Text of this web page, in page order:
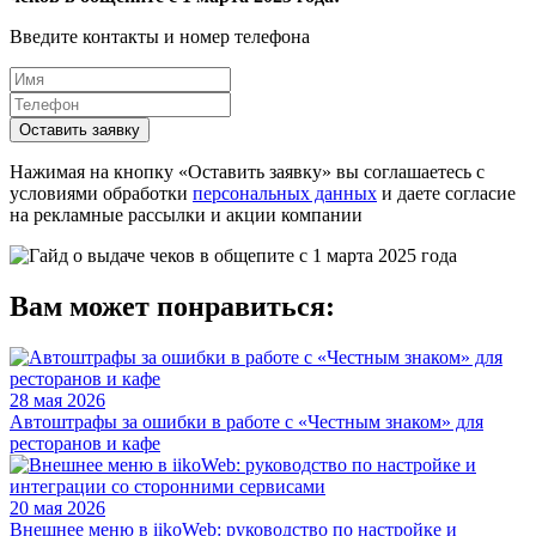
Введите контакты и номер телефона
Оставить заявку
Нажимая на кнопку «Оставить заявку» вы соглашаетесь с
условиями обработки персональных данных и даете согласие
на рекламные рассылки и акции компании
Вам может понравиться:
28 мая 2026
Автоштрафы за ошибки в работе с «Честным знаком» для
ресторанов и кафе
20 мая 2026
Внешнее меню в iikoWeb: руководство по настройке и